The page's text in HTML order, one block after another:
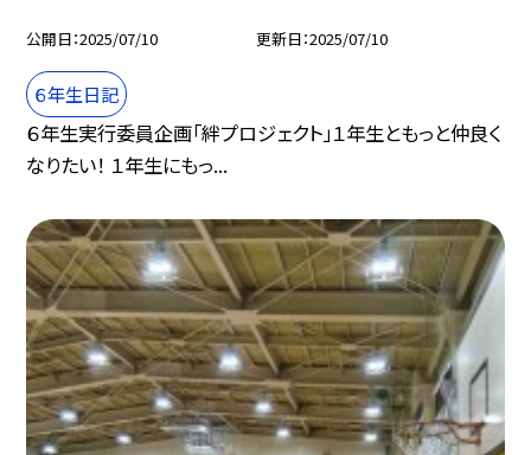
公開日 2025/07/10 更新日 2025/07/10
６年生日記
６年生実行委員企画「絆プロジェクト」１年生ともっと仲良く
なりたい！ １年生にもっ...